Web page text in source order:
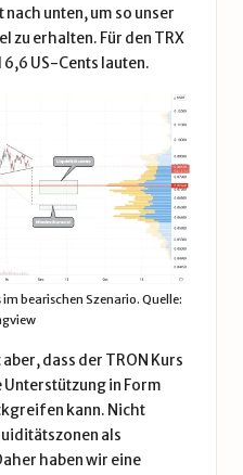
unten, um so unser
zu erhalten. Für den TRX
US-Cents lauten.
im bearischen Szenario. Quelle:
dass der TRON Kurs
Unterstützung in Form
kann. Nicht
als
haben wir eine